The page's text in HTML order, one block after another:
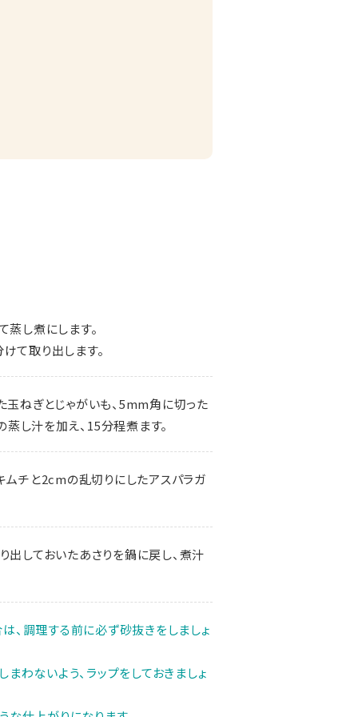
蒸し煮にします。
て取り出します。
ねぎとじゃがいも、5mm角に切った
蒸し汁を加え、15分程煮ます。
ムチと2cmの乱切りにしたアスパラガ
出しておいたあさりを鍋に戻し、煮汁
、調理する前に必ず砂抜きをしましょ
わないよう、ラップをしておきましょ